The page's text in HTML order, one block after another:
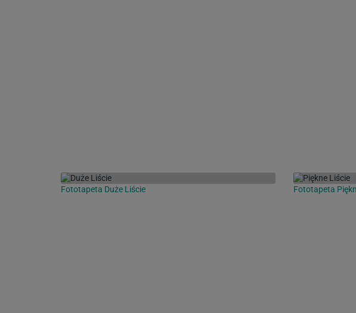
Fototapeta Duże Liście Fototapeta